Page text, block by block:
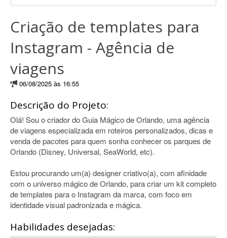
Criação de templates para
Instagram - Agência de
viagens
06/08/2025 às 16:55
Descrição do Projeto:
Olá! Sou o criador do Guia Mágico de Orlando, uma agência
de viagens especializada em roteiros personalizados, dicas e
venda de pacotes para quem sonha conhecer os parques de
Orlando (Disney, Universal, SeaWorld, etc).
Estou procurando um(a) designer criativo(a), com afinidade
com o universo mágico de Orlando, para criar um kit completo
de templates para o Instagram da marca, com foco em
identidade visual padronizada e mágica.
Habilidades desejadas: